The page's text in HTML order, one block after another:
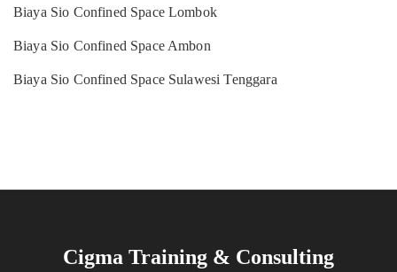
Biaya Sio Confined Space Lombok
Biaya Sio Confined Space Ambon
Biaya Sio Confined Space Sulawesi Tenggara
Cigma Training & Consulting